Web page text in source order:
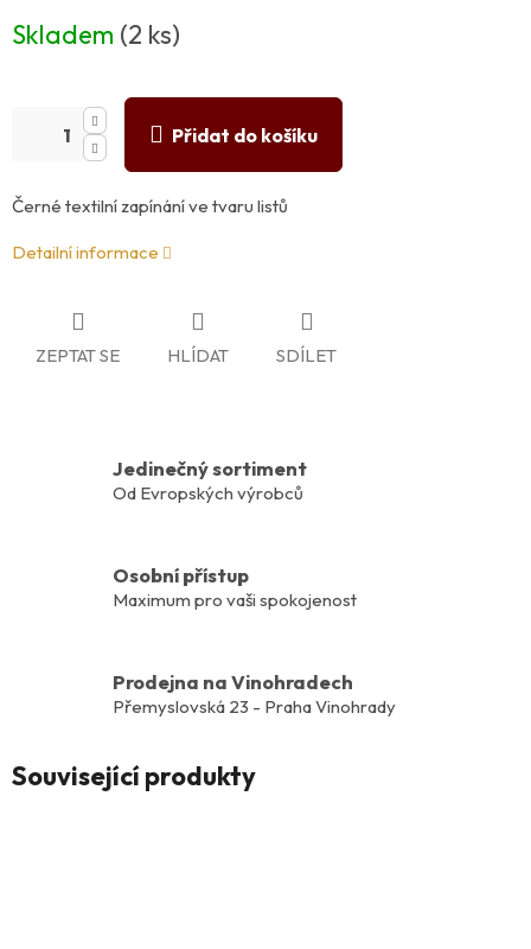
cena:
Skladem (2 ks)
Přidat do košíku
Černé textilní zapínání ve tvaru listů
Detailní informace
ZEPTAT SE HLÍDAT SDÍLET
Jedinečný sortiment
Od Evropských výrobců
Osobní přístup
Maximum pro vaši spokojenost
Prodejna na Vinohradech
Přemyslovská 23 - Praha Vinohrady
Související produkty